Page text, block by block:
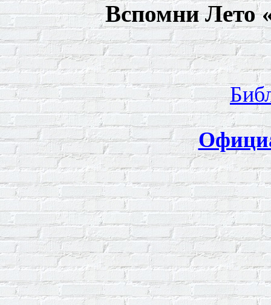
Вспомни Лето